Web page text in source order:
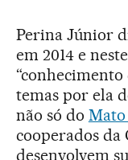
Perina Júnior
em 2014 e
“conhecimento
temas por ela
não só do Mato
cooperados da
desenvolvem